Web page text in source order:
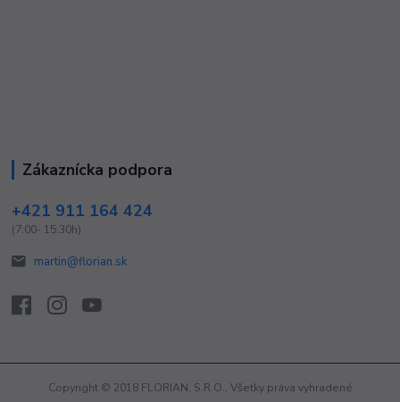
Zákaznícka podpora
+421 911 164 424
(7:00- 15:30h)
martin@florian.sk
Copyright © 2018 FLORIAN, S.R.O., Všetky práva vyhradené